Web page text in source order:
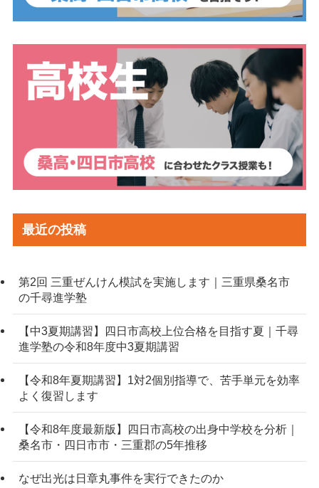
最近の投稿
第2回 三重ぜんけん模試を実施します｜三重県桑名市
の千尋進学塾
【中3夏期講習】四日市高校上位合格を目指す夏｜千尋
進学塾の令和8年度中3夏期講習
【令和8年夏期講習】1対2個別指導で、苦手単元を効率
よく復習します
【令和8年度最新版】四日市高校の出身中学校を分析｜
桑名市・四日市市・三重郡の5年推移
なぜ出光は日章丸事件を実行できたのか